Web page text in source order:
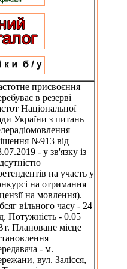
присвоєння
в резерві
Національної
України з питань
№913 від
- у зв'язку із
на участь у
на отримання
на мовлення).
вільного часу - 24
Потужність - 0.05
Плановане місце
- м.
вул. Залісся,